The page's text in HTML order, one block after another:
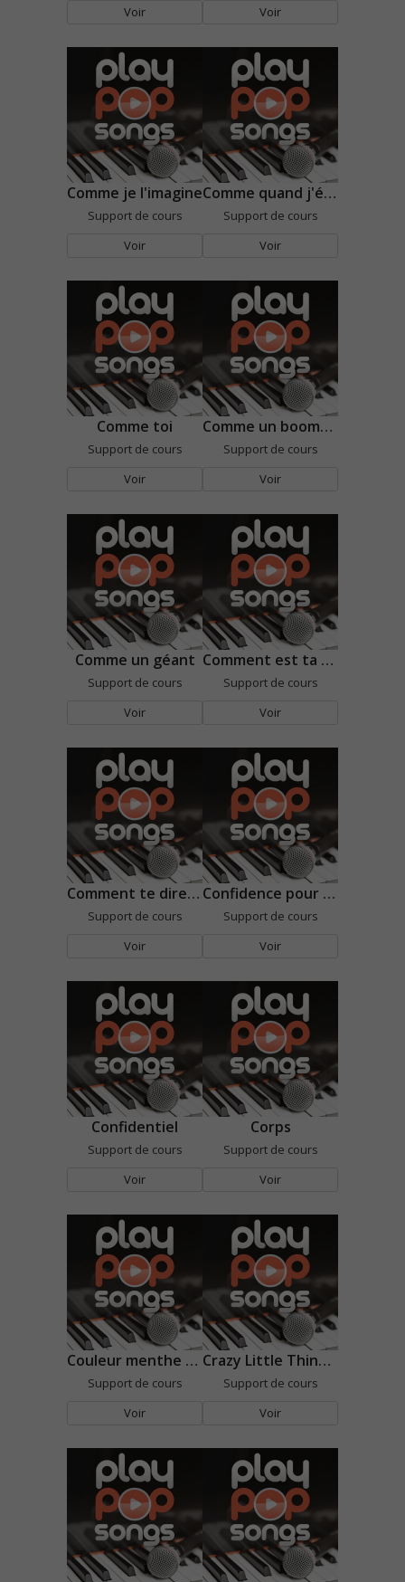
Voir Voir
Comme je l'imagine
Support de cours
Voir
Comme quand j'étais môme
Support de cours
Voir
Comme toi
Support de cours
Voir
Comme un boomerang
Support de cours
Voir
Comme un géant
Support de cours
Voir
Comment est ta peine
Support de cours
Voir
Comment te dire adieu
Support de cours
Voir
Confidence pour confidence
Support de cours
Voir
Confidentiel
Support de cours
Voir
Corps
Support de cours
Voir
Couleur menthe à l'eau
Support de cours
Voir
Crazy Little Thing Called Love
Support de cours
Voir